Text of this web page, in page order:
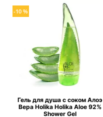
-10 %
Гель для душа с соком Алоэ
Вера Holika Holika Aloe 92%
Shower Gel